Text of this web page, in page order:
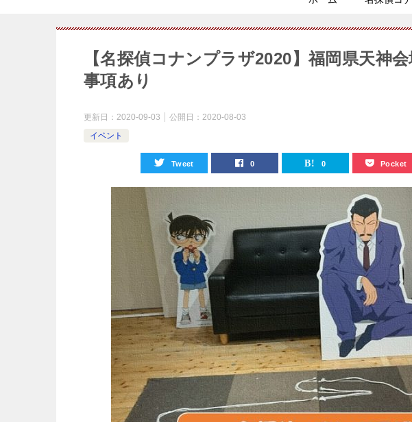
【名探偵コナンプラザ2020】福岡県天神
事項あり
更新日： 2020-09-03 公開日： 2020-08-03
イベント
Tweet 0 0 Pocket